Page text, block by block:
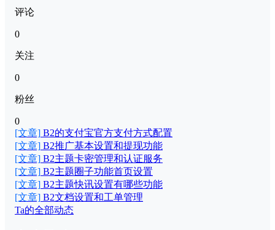
评论
0
关注
0
粉丝
0
[文章] B2的支付宝官方支付方式配置
[文章] B2推广基本设置和提现功能
[文章] B2主题卡密管理和认证服务
[文章] B2主题圈子功能首页设置
[文章] B2主题快讯设置有哪些功能
[文章] B2文档设置和工单管理
Ta的全部动态